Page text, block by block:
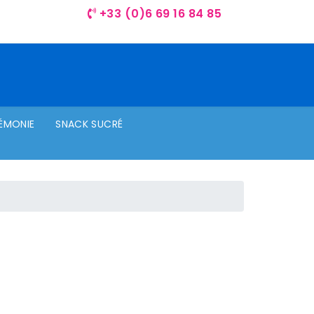
+33 (0)6 69 16 84 85
SNACK SUCRÉ